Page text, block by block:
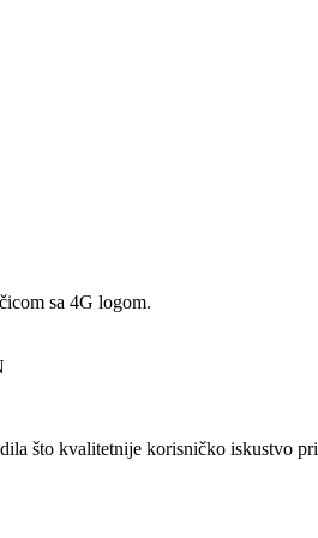
sa 4G logom.
što kvalitetnije korisničko iskustvo